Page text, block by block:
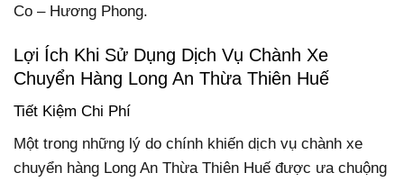
Co – Hương Phong.
Lợi Ích Khi Sử Dụng Dịch Vụ Chành Xe
Chuyển Hàng Long An Thừa Thiên Huế
Tiết Kiệm Chi Phí
Một trong những lý do chính khiến dịch vụ chành xe
chuyển hàng Long An Thừa Thiên Huế được ưa chuộng